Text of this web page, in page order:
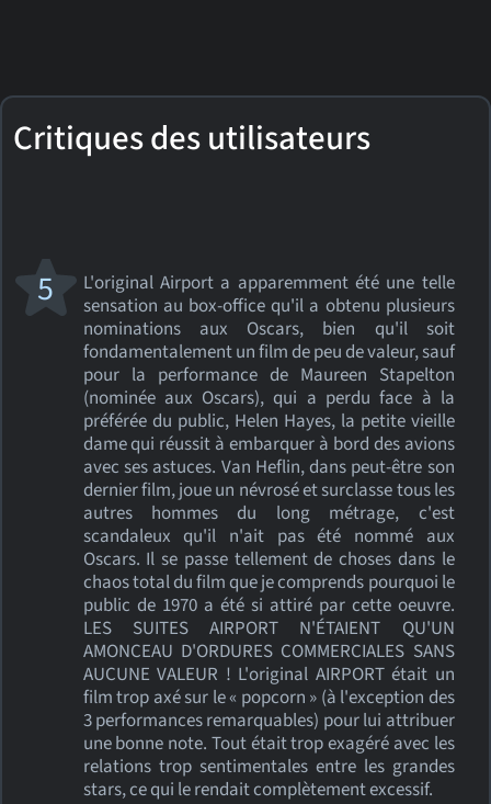
Critiques des utilisateurs
L'original Airport a apparemment été une telle
sensation au box-office qu'il a obtenu plusieurs
nominations aux Oscars, bien qu'il soit
fondamentalement un film de peu de valeur, sauf
pour la performance de Maureen Stapelton
(nominée aux Oscars), qui a perdu face à la
préférée du public, Helen Hayes, la petite vieille
dame qui réussit à embarquer à bord des avions
avec ses astuces. Van Heflin, dans peut-être son
dernier film, joue un névrosé et surclasse tous les
autres hommes du long métrage, c'est
scandaleux qu'il n'ait pas été nommé aux
Oscars. Il se passe tellement de choses dans le
chaos total du film que je comprends pourquoi le
public de 1970 a été si attiré par cette oeuvre.
LES SUITES AIRPORT N'ÉTAIENT QU'UN
AMONCEAU D'ORDURES COMMERCIALES SANS
AUCUNE VALEUR ! L'original AIRPORT était un
film trop axé sur le « popcorn » (à l'exception des
3 performances remarquables) pour lui attribuer
une bonne note. Tout était trop exagéré avec les
relations trop sentimentales entre les grandes
stars, ce qui le rendait complètement excessif.
5